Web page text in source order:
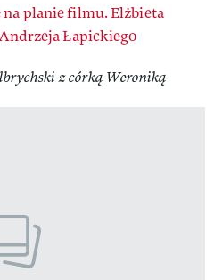
na planie filmu. Elżbieta
Łapickiego
z córką Weroniką